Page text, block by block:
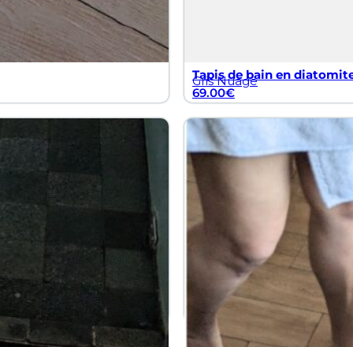
Tapis de bain en
Gris Nuage
69.00€
Grand tapis de bain
Gris Orage
69.00 €